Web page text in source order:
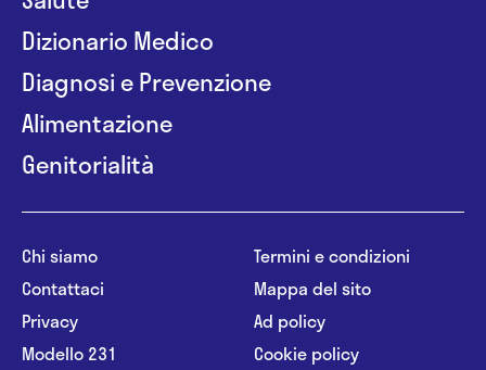
Dizionario Medico
Diagnosi e Prevenzione
Alimentazione
Genitorialità
Chi siamo
Contattaci
Privacy
Modello 231
Termini e condizioni
Mappa del sito
Ad policy
Cookie policy